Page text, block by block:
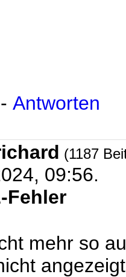
- Antworten
(1187
09:56.
Fehler
mehr so